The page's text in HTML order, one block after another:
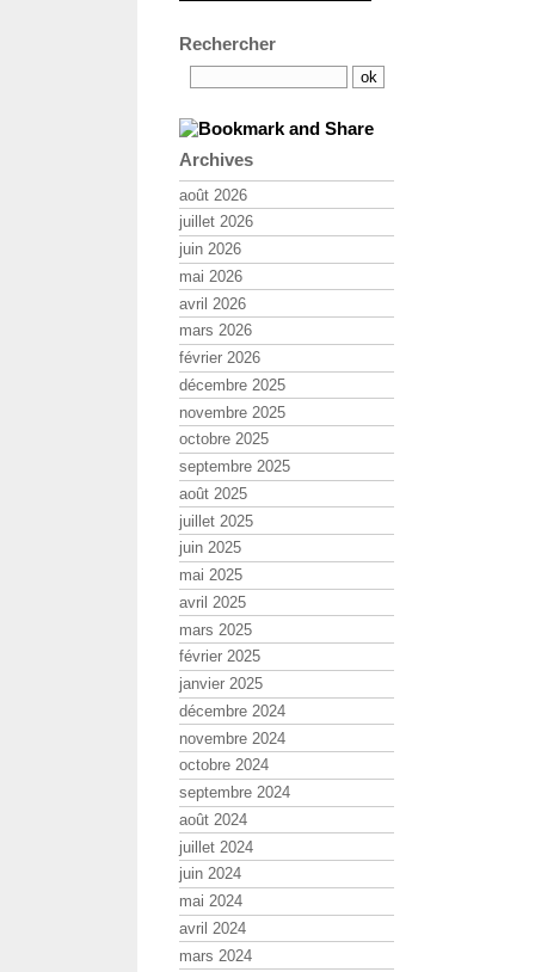
Rechercher
Archives
août 2026
juillet 2026
juin 2026
mai 2026
avril 2026
mars 2026
février 2026
décembre 2025
novembre 2025
octobre 2025
septembre 2025
août 2025
juillet 2025
juin 2025
mai 2025
avril 2025
mars 2025
février 2025
janvier 2025
décembre 2024
novembre 2024
octobre 2024
septembre 2024
août 2024
juillet 2024
juin 2024
mai 2024
avril 2024
mars 2024